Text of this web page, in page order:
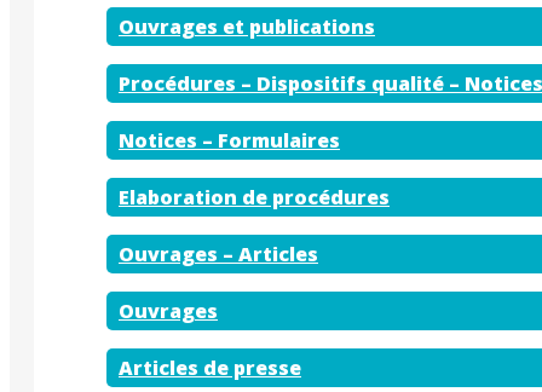
Ouvrages et publications
Procédures – Dispositifs qualité – Notices
Notices – Formulaires
Elaboration de procédures
Ouvrages – Articles
Ouvrages
Articles de presse